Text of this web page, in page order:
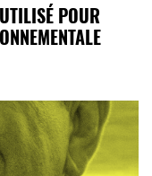
POUR